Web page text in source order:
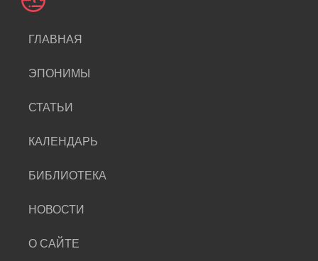
ГЛАВНАЯ
ЭПОНИМЫ
СТАТЬИ
КАЛЕНДАРЬ
БИБЛИОТЕКА
НОВОСТИ
О САЙТЕ